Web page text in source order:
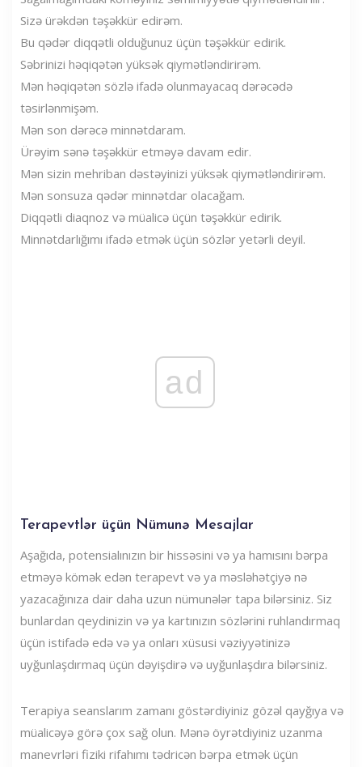
Sizə ürəkdən təşəkkür edirəm.
Bu qədər diqqətli olduğunuz üçün təşəkkür edirik.
Səbrinizi həqiqətən yüksək qiymətləndirirəm.
Mən həqiqətən sözlə ifadə olunmayacaq dərəcədə
təsirlənmişəm.
Mən son dərəcə minnətdaram.
Ürəyim sənə təşəkkür etməyə davam edir.
Mən sizin mehriban dəstəyinizi yüksək qiymətləndirirəm.
Mən sonsuza qədər minnətdar olacağam.
Diqqətli diaqnoz və müalicə üçün təşəkkür edirik.
Minnətdarlığımı ifadə etmək üçün sözlər yetərli deyil.
ad
Terapevtlər üçün Nümunə Mesajlar
Aşağıda, potensialınızın bir hissəsini və ya hamısını bərpa
etməyə kömək edən terapevt və ya məsləhətçiyə nə
yazacağınıza dair daha uzun nümunələr tapa bilərsiniz. Siz
bunlardan qeydinizin və ya kartınızın sözlərini ruhlandırmaq
üçün istifadə edə və ya onları xüsusi vəziyyətinizə
uyğunlaşdırmaq üçün dəyişdirə və uyğunlaşdıra bilərsiniz.
Terapiya seanslarım zamanı göstərdiyiniz gözəl qayğıya və
müalicəyə görə çox sağ olun. Mənə öyrətdiyiniz uzanma
manevrləri fiziki rifahımı tədricən bərpa etmək üçün